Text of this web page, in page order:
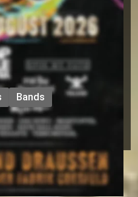
Open Air Festival
2026
Bands